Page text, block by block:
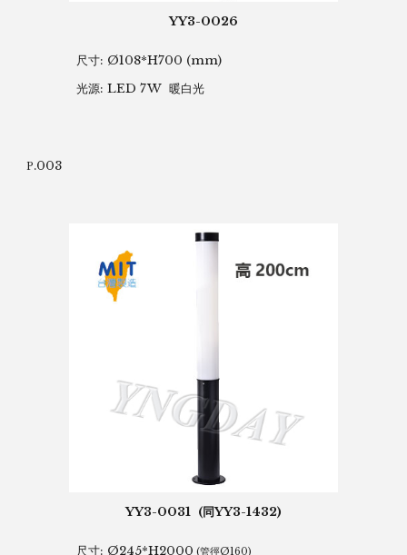
YY3-0026
尺寸: Ø108*H700 (mm)
光源: LED 7W 暖白光
P.003
YY3-0031 (同YY3-1432)
尺寸: Ø245*H2000 (管徑Ø160)